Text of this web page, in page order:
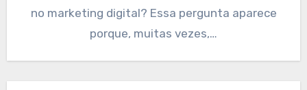
no marketing digital? Essa pergunta aparece
porque, muitas vezes,…